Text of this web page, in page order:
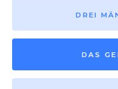
DREI
DAS